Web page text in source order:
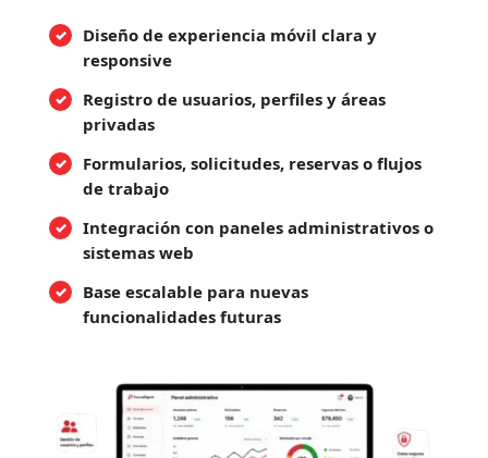
Diseño de experiencia móvil clara y
responsive
Registro de usuarios, perfiles y áreas
privadas
Formularios, solicitudes, reservas o flujos
de trabajo
Integración con paneles administrativos o
sistemas web
Base escalable para nuevas
funcionalidades futuras